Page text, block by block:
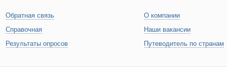
Обратная связь
Справочная
Результаты опросов
О компании
Наши вакансии
Путеводитель по странам